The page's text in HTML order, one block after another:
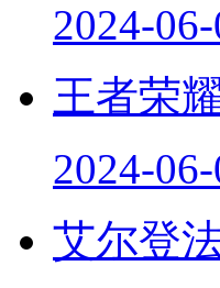
2024-
王者荣
2024-
艾尔登